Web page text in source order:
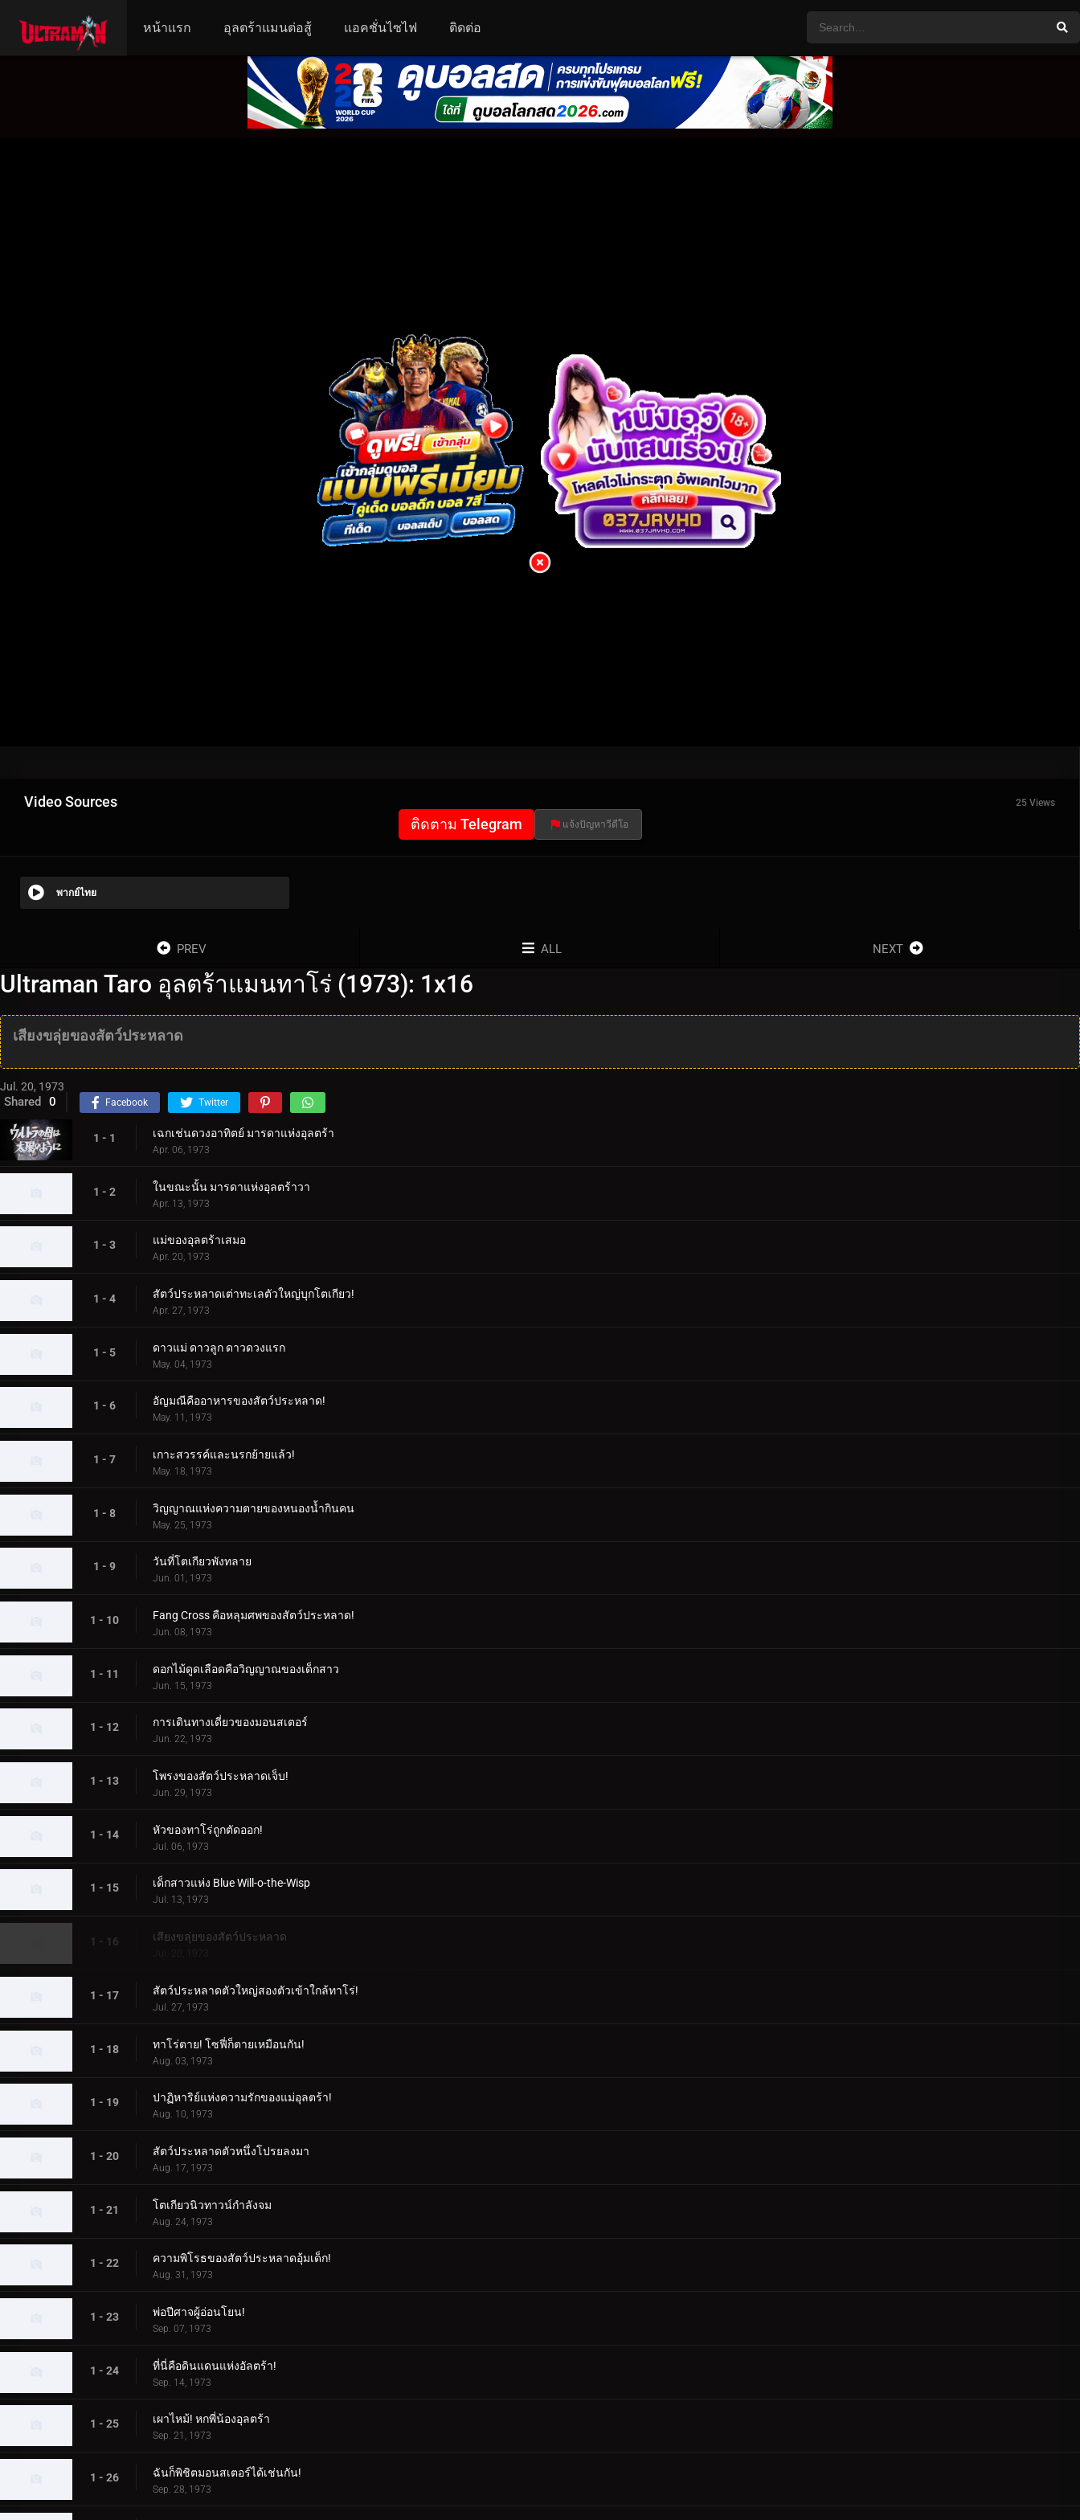
หน้าแรก อุลตร้าแมนต่อสู้ แอคชั่นไซไฟ ติดต่อ
Video Sources 25 Views
ติดตาม Telegram แจ้งปัญหาวีดีโอ
พากย์ไทย
PREV ALL NEXT
Ultraman Taro อุลตร้าแมนทาโร่ (1973): 1x16
เสียงขลุ่ยของสัตว์ประหลาด
Jul. 20, 1973
Shared 0 Facebook Twitter
1 - 1 เฉกเช่นดวงอาทิตย์ มารดาแห่งอุลตร้า
Apr. 06, 1973
1 - 2 ในขณะนั้น มารดาแห่งอุลตร้าวา
Apr. 13, 1973
1 - 3 แม่ของอุลตร้าเสมอ
Apr. 20, 1973
1 - 4 สัตว์ประหลาดเต่าทะเลตัวใหญ่บุกโตเกียว!
Apr. 27, 1973
1 - 5 ดาวแม่ ดาวลูก ดาวดวงแรก
May. 04, 1973
1 - 6 อัญมณีคืออาหารของสัตว์ประหลาด!
May. 11, 1973
1 - 7 เกาะสวรรค์และนรกย้ายแล้ว!
May. 18, 1973
1 - 8 วิญญาณแห่งความตายของหนองน้ำกินคน
May. 25, 1973
1 - 9 วันที่โตเกียวพังทลาย
Jun. 01, 1973
1 - 10 Fang Cross คือหลุมศพของสัตว์ประหลาด!
Jun. 08, 1973
1 - 11 ดอกไม้ดูดเลือดคือวิญญาณของเด็กสาว
Jun. 15, 1973
1 - 12 การเดินทางเดี่ยวของมอนสเตอร์
Jun. 22, 1973
1 - 13 โพรงของสัตว์ประหลาดเจ็บ!
Jun. 29, 1973
1 - 14 หัวของทาโร่ถูกตัดออก!
Jul. 06, 1973
1 - 15 เด็กสาวแห่ง Blue Will-o-the-Wisp
Jul. 13, 1973
1 - 16 เสียงขลุ่ยของสัตว์ประหลาด
Jul. 20, 1973
1 - 17 สัตว์ประหลาดตัวใหญ่สองตัวเข้าใกล้ทาโร่!
Jul. 27, 1973
1 - 18 ทาโร่ตาย! โซฟี่ก็ตายเหมือนกัน!
Aug. 03, 1973
1 - 19 ปาฏิหาริย์แห่งความรักของแม่อุลตร้า!
Aug. 10, 1973
1 - 20 สัตว์ประหลาดตัวหนึ่งโปรยลงมา
Aug. 17, 1973
1 - 21 โตเกียวนิวทาวน์กำลังจม
Aug. 24, 1973
1 - 22 ความพิโรธของสัตว์ประหลาดอุ้มเด็ก!
Aug. 31, 1973
1 - 23 พ่อปีศาจผู้อ่อนโยน!
Sep. 07, 1973
1 - 24 ที่นี่คือดินแดนแห่งอัลตร้า!
Sep. 14, 1973
1 - 25 เผาไหม้! หกพี่น้องอุลตร้า
Sep. 21, 1973
1 - 26 ฉันก็พิชิตมอนสเตอร์ได้เช่นกัน!
Sep. 28, 1973